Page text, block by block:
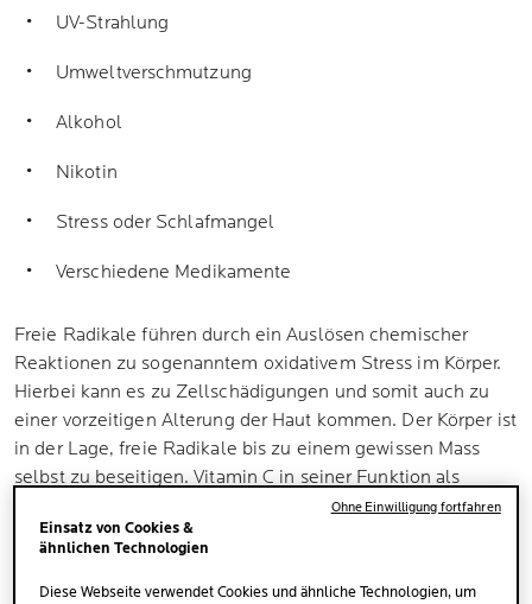
UV-Strahlung
Umweltverschmutzung
Alkohol
Nikotin
Stress oder Schlafmangel
Verschiedene Medikamente
Freie Radikale führen durch ein Auslösen chemischer
Reaktionen zu sogenanntem oxidativem Stress im Körper.
Hierbei kann es zu Zellschädigungen und somit auch zu
einer vorzeitigen Alterung der Haut kommen. Der Körper ist
in der Lage, freie Radikale bis zu einem gewissen Mass
selbst zu beseitigen. Vitamin C in seiner Funktion als
Antioxidans unterstützt den Organismus bei diesem
Prozess und bietet dadurch einen wirksamen Schutz vor
den Auswirkungen freier Radikale.
Einsatz von Cookies &
ähnlichen Technologien
Diese Webseite verwendet Cookies und ähnliche Technologien, um
Ohne Einwilligung fortfahren